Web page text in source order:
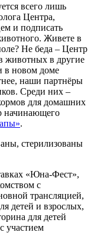
всего лишь
Центра,
и подписать
Живете в
Не беда – Центр
животных в другие
в новом доме
наши партнёры
Среди них –
для домашних
начинающего
.
стерилизованы
«Юна-Фест»,
с
трансляцией,
детей и взрослых,
для детей
участием